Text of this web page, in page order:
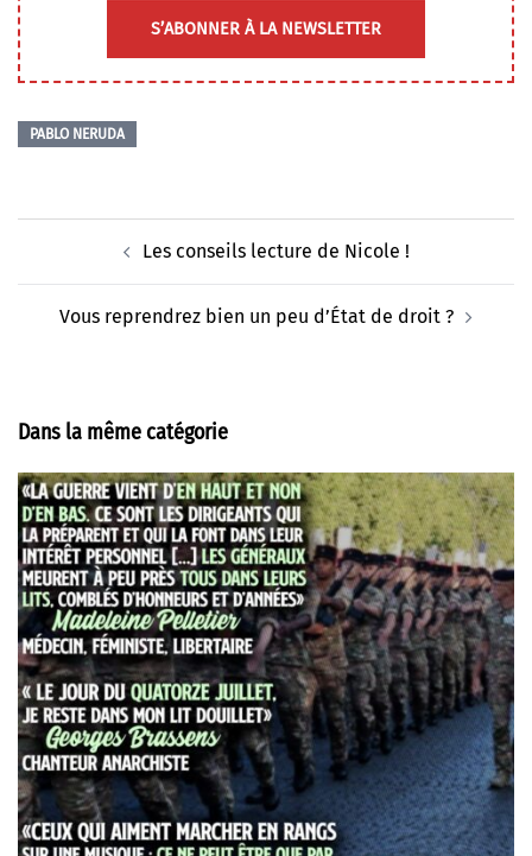
S’ABONNER À LA NEWSLETTER
PABLO NERUDA
Les conseils lecture de Nicole !
Vous reprendrez bien un peu d’État de droit ?
Dans la même catégorie